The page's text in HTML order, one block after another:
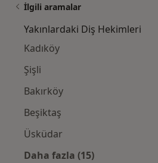
İlgili aramalar
Yakınlardaki Diş Hekimleri
Kadıköy
Şişli
Bakırköy
Beşiktaş
Üsküdar
Daha fazla (15)